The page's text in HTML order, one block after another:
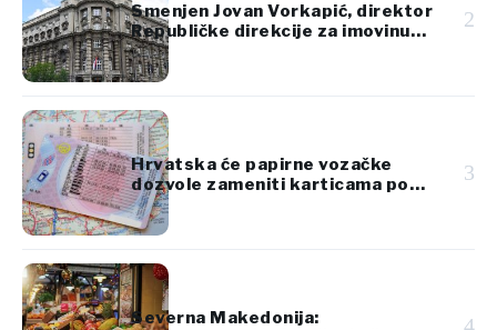
Smenjen Jovan Vorkapić, direktor
Republičke direkcije za imovinu
Srbije
2
Hrvatska će papirne vozačke
dozvole zameniti karticama po
standardima EU
3
Severna Makedonija: